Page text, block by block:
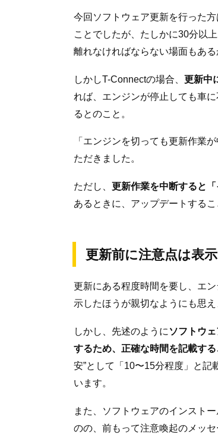
今回ソフトウェア更新を行った
ことでしたが、たしかに30分以
離れなければならない場面もある
しかしT-Connectの場合、 更新中
れば、エンジンが停止しても車
るとのこと。
「エンジンを切っても更新作業
ただきました。
ただし、 更新作業を中断すると
あるときに、アップデートする
更新前に注意点は表
更新にある程度時間を要し、エ
示したほうが親切なようにも思え
しかし、先述のように ソフトウ
するため、正確な時間を記載する
安”として「10〜15分程度」と
います。
また、ソフトウェアのインスト
のの、前もって注意喚起のメッ